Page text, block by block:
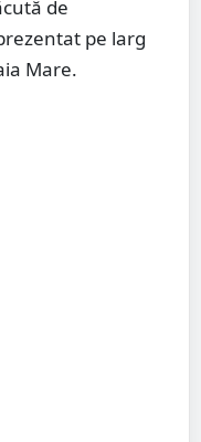
de
pe larg
Mare.